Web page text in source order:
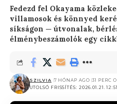
Fedezd fel Okayama
villamosok és könnyed
síkságon — útvonalak,
élménybeszámolók egy
UTOLSÓ FRISSÍTÉS: 2026.01.21. 12:51
SZILVIA 7 HÓNAP AGO 31 PERC